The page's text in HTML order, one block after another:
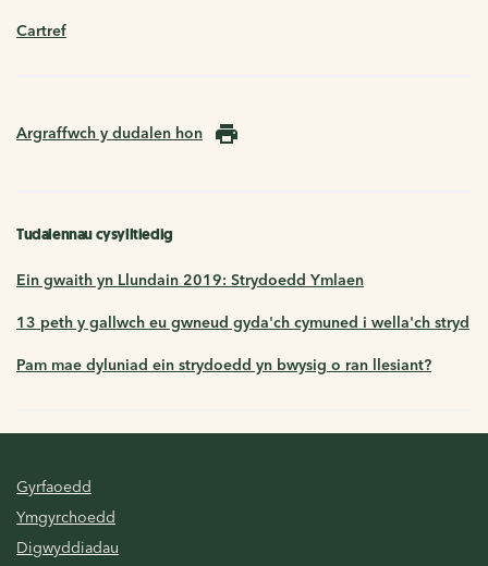
Cartref
Argraffwch y dudalen hon
Tudalennau cysylltiedig
Ein gwaith yn Llundain 2019: Strydoedd Ymlaen
13 peth y gallwch eu gwneud gyda'ch cymuned i wella'ch stryd
Pam mae dyluniad ein strydoedd yn bwysig o ran llesiant?
Gyrfaoedd
Ymgyrchoedd
Digwyddiadau